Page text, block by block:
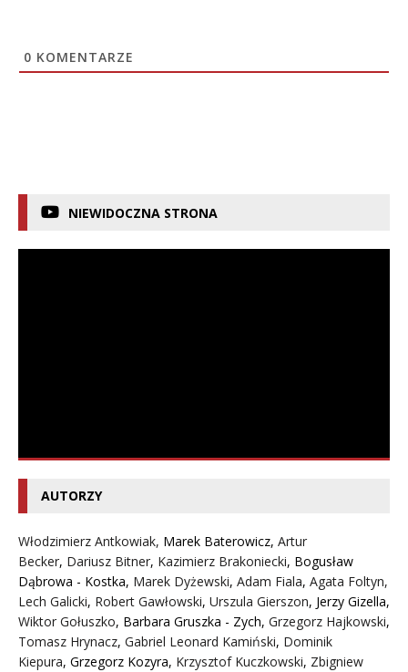
0 KOMENTARZE
NIEWIDOCZNA STRONA
AUTORZY
Włodzimierz Antkowiak, Marek Baterowicz, Artur
Becker, Dariusz Bitner, Kazimierz Brakoniecki, Bogusław
Dąbrowa - Kostka, Marek Dyżewski, Adam Fiala, Agata Foltyn,
Lech Galicki, Robert Gawłowski, Urszula Gierszon, Jerzy Gizella,
Wiktor Gołuszko, Barbara Gruszka - Zych, Grzegorz Hajkowski,
Tomasz Hrynacz, Gabriel Leonard Kamiński, Dominik
Kiepura, Grzegorz Kozyra, Krzysztof Kuczkowski, Zbigniew